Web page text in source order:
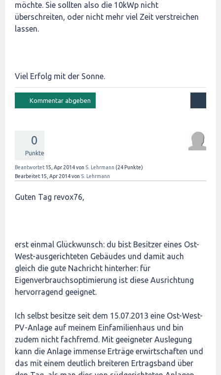
möchte. Sie sollten also die 10kWp nicht
überschreiten, oder nicht mehr viel Zeit verstreichen
lassen.
Viel Erfolg mit der Sonne.
0
Punkte
Beantwortet 15, Apr 2014von S. Lehrmann (24 Punkte)
Bearbeitet 15, Apr 2014von S. Lehrmann
Guten Tag revox76,
erst einmal Glückwunsch: du bist Besitzer eines Ost-
West-ausgerichteten Gebäudes und damit auch
gleich die gute Nachricht hinterher: für
Eigenverbrauchsoptimierung ist diese Ausrichtung
hervorragend geeignet.
Ich selbst besitze seit dem 15.07.2013 eine Ost-West-
PV-Anlage auf meinem Einfamilienhaus und bin
zudem nicht fachfremd. Mit geeigneter Auslegung
kann die Anlage immense Erträge erwirtschaften und
das mit einem deutlich breiteren Ertragsband über